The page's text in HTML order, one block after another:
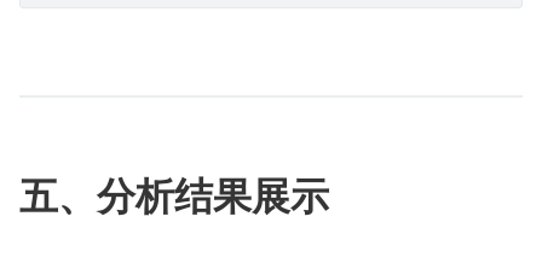
五、分析结果展示